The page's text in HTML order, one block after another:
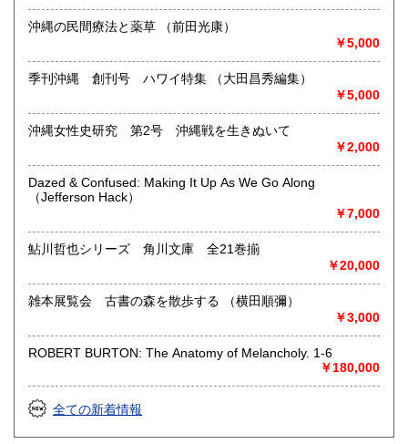
哲学宗教、歴史、社会科学、自然科学、国語国文、外国文
学、古典籍、趣味、外国書、サブカルチャー、古書一般（そ
洋書・和書・国文学・古典文学・海外文学・哲学・現代思
想・宗教・仏教・キリスト教・言語学・英語学・マイナー言
語・社会学・経済学・理工系数学・政治学・レアブック・稀
覯本・大衆文学・全集・探偵小説・ミステリー・怪奇幻想・
映画・音楽・サブカルチャー他
沖縄の民間療法と薬草 （前田光康）
￥5,000
季刊沖縄 創刊号 ハワイ特集 （大田昌秀編集）
￥5,000
沖縄女性史研究 第2号 沖縄戦を生きぬいて
￥2,000
Dazed & Confused: Making It Up As We Go Along
（Jefferson Hack）
￥7,000
鮎川哲也シリーズ 角川文庫 全21巻揃
￥20,000
雑本展覧会 古書の森を散歩する （横田順彌）
￥3,000
ROBERT BURTON: The Anatomy of Melancholy. 1-6
￥180,000
全ての新着情報